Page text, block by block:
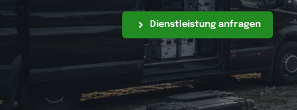
Dienstleistung anfragen